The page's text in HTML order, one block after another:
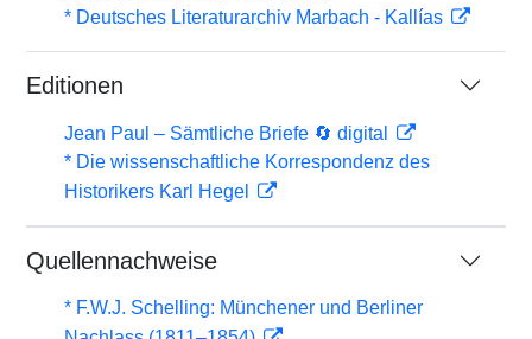
* Deutsches Literaturarchiv Marbach - Kallías
Editionen
Jean Paul – Sämtliche Briefe 🔄 digital
* Die wissenschaftliche Korrespondenz des
Historikers Karl Hegel
Quellennachweise
* F.W.J. Schelling: Münchener und Berliner